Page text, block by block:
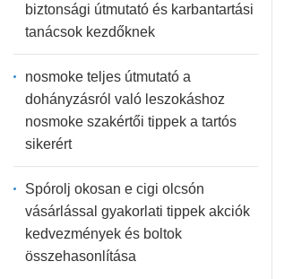
biztonsági útmutató és karbantartási
tanácsok kezdőknek
nosmoke teljes útmutató a
dohányzásról való leszokáshoz
nosmoke szakértői tippek a tartós
sikerért
Spórolj okosan e cigi olcsón
vásárlással gyakorlati tippek akciók
kedvezmények és boltok
összehasonlítása